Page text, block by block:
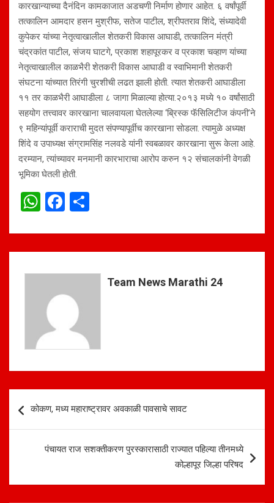
कारखान्याच्या दैनंदिन कामकाजात अडचणी निर्माण होणार आहेत. ६ वर्षांपूर्वी
तत्कालिन आमदार हसन मुश्रीफ, सतेज पाटील, श्रीपतराव शिंदे, संध्यादेवी
कुपेकर यांच्या नेतृत्वाखालील शेतकरी विकास आघाडी, तत्कालिन मंत्री
चंद्रकांत पाटील, संजय घाटगे, प्रकाश शहापूरकर व प्रकाश चव्हाण यांच्या
नेतृत्वाखालील काळभैरी शेतकरी विकास आघाडी व स्वाभिमानी शेतकरी
संघटना यांच्यात तिरंगी चुरशीची लढत झाली होती. त्यात शेतकरी आघाडीला
११ तर काळभैरी आघाडीला ८ जागा मिळाल्या होत्या.२०१३ मध्ये १० वर्षांसाठी
सहयोग तत्त्वावर कारखाना चालवायला घेतलेल्या ‘ब्रिस्क फॅसिलिटीज कंपनी’ने
९ महिन्यांपूर्वी कराराची मुदत संपण्यापूर्वीच कारखाना सोडला. त्यामुळे अध्यक्ष
शिंदे व उपाध्यक्ष संग्रामसिंह नलवडे यांनी स्वबळावर कारखाना सुरू केला आहे.
दरम्यान, त्यांच्यावर मनमानी कारभाराचा आरोप करुन १२ संचालकांनी वेगळी
भूमिका घेतली होती.
W
at
A
p
p
F
ce
o
o
k
ar
Team News Marathi 24
navigation
कोकण, मध्य महाराष्ट्रावर अवकाळी पावसाचे सावट
पंचायत राज सशक्तीकरण पुरस्कारासाठी राज्यात पहिल्या तीनमध्ये
कोल्हापूर जिल्हा परिषद